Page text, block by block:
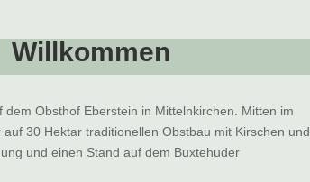
Willkommen
dem Obsthof Eberstein in Mittelnkirchen. Mitten im
30 Hektar traditionellen Obstbau mit Kirschen und
und einen Stand auf dem Buxtehuder